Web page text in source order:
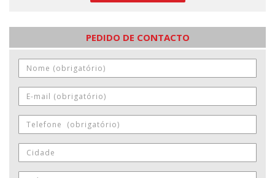
PEDIDO DE CONTACTO